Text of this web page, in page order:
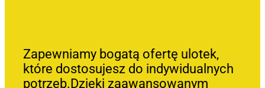
Zapewniamy bogatą ofertę ulotek,
które dostosujesz do indywidualnych
potrzeb.Dzięki zaawansowanym